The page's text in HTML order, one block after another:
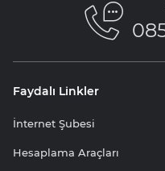
Faydalı Linkler
İnternet Şubesi
Hesaplama Araçları